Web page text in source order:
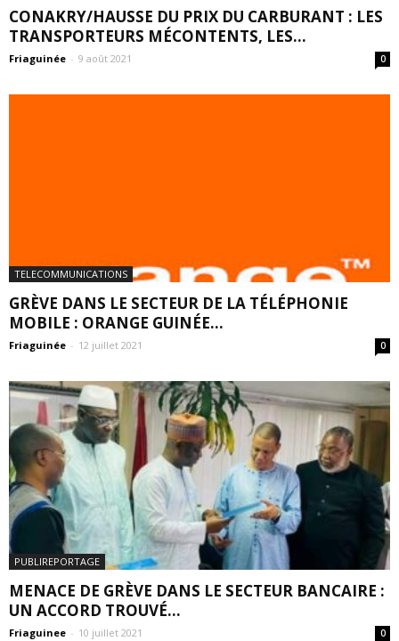
CONAKRY/HAUSSE DU PRIX DU CARBURANT : LES
TRANSPORTEURS MÉCONTENTS, LES...
Friaguinée - 9 août 2021 0
TELECOMMUNICATIONS
GRÈVE DANS LE SECTEUR DE LA TÉLÉPHONIE
MOBILE : ORANGE GUINÉE...
Friaguinée - 12 juillet 2021 0
PUBLIREPORTAGE
MENACE DE GRÈVE DANS LE SECTEUR BANCAIRE :
UN ACCORD TROUVÉ...
Friaguinee - 10 juillet 2021 0